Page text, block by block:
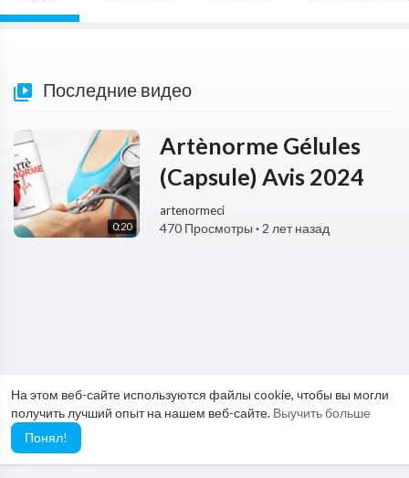
На этом веб-сайте используются файлы cookie, чтобы вы могли
получить лучший опыт на нашем веб-сайте. Выучить больше
Понял!
Последние видео
0:20
Artènorme Gélules
(Capsule) Avis 2024
artenormeci
470 Просмотры · 2 лет назад